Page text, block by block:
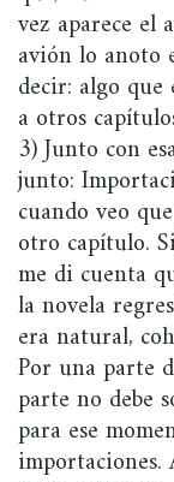
vez aparece el
avión lo anoto
decir: algo
a otros
3) Junto con
junto:
cuando veo
otro capítulo.
me di cuenta
la novela
era natural,
Por una parte
parte no debe
para ese
importaciones.